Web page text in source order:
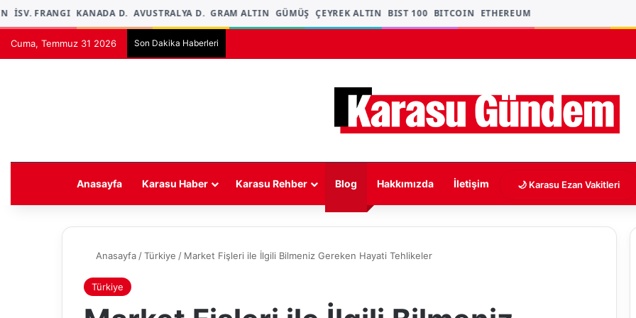
İSV. FRANGI KANADA D. AVUSTRALYA D. GRAM ALTIN GÜMÜŞ ÇEYREK ALTIN BIST 100 BITCOIN ETHEREUM
Cuma, Temmuz 31 2026 Son Dakika Haberleri
Anasayfa Karasu Haber Karasu Rehber Blog Hakkımızda İletişim 🌙 Karasu Ezan Vakitleri
Anasayfa /Türkiye / Market Fişleri ile İlgili Bilmeniz Gereken Hayati Tehlikeler
Türkiye